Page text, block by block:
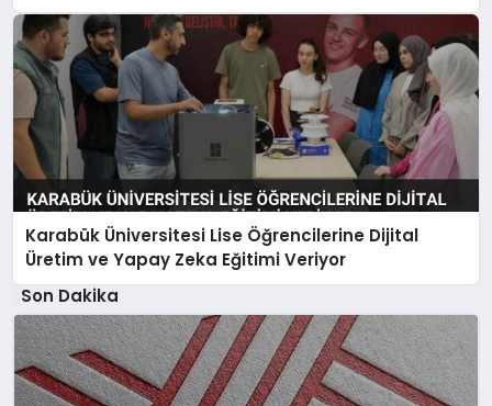
Karabük Üniversitesi Lise Öğrencilerine Dijital
Üretim ve Yapay Zeka Eğitimi Veriyor
Son Dakika